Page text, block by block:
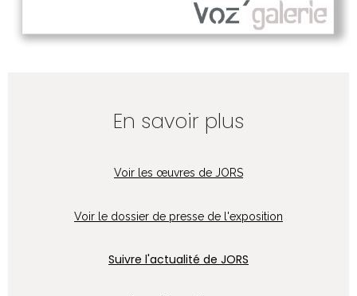
En savoir plus
Voir les œuvres de JORS
Voir le dossier de presse de l'exposition
Suivre l'actualité de JORS